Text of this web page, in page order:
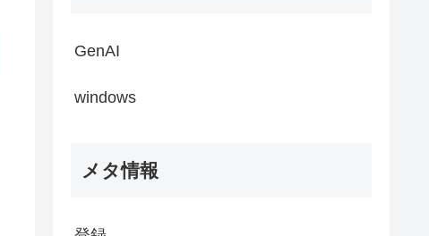
GenAI
windows
メタ情報